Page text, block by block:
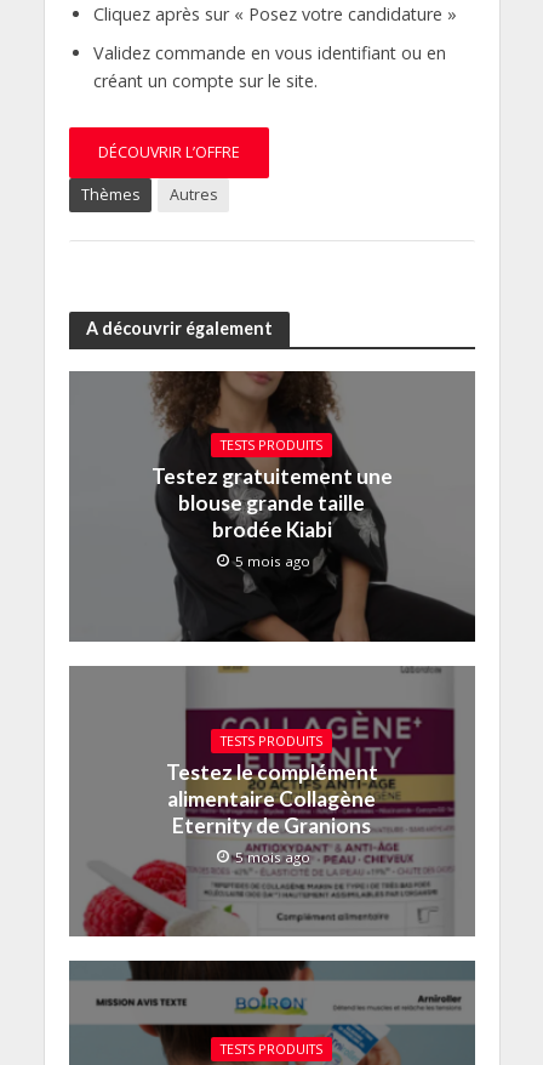
Cliquez après sur « Posez votre candidature »
Validez commande en vous identifiant ou en
créant un compte sur le site.
DÉCOUVRIR L’OFFRE
Thèmes Autres
A découvrir également
TESTS PRODUITS
Testez gratuitement une
blouse grande taille
brodée Kiabi
5 mois ago
TESTS PRODUITS
Testez le complément
alimentaire Collagène
Eternity de Granions
5 mois ago
TESTS PRODUITS